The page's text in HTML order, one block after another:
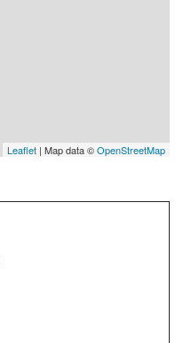
Leaflet | Map data ©OpenStreetMap